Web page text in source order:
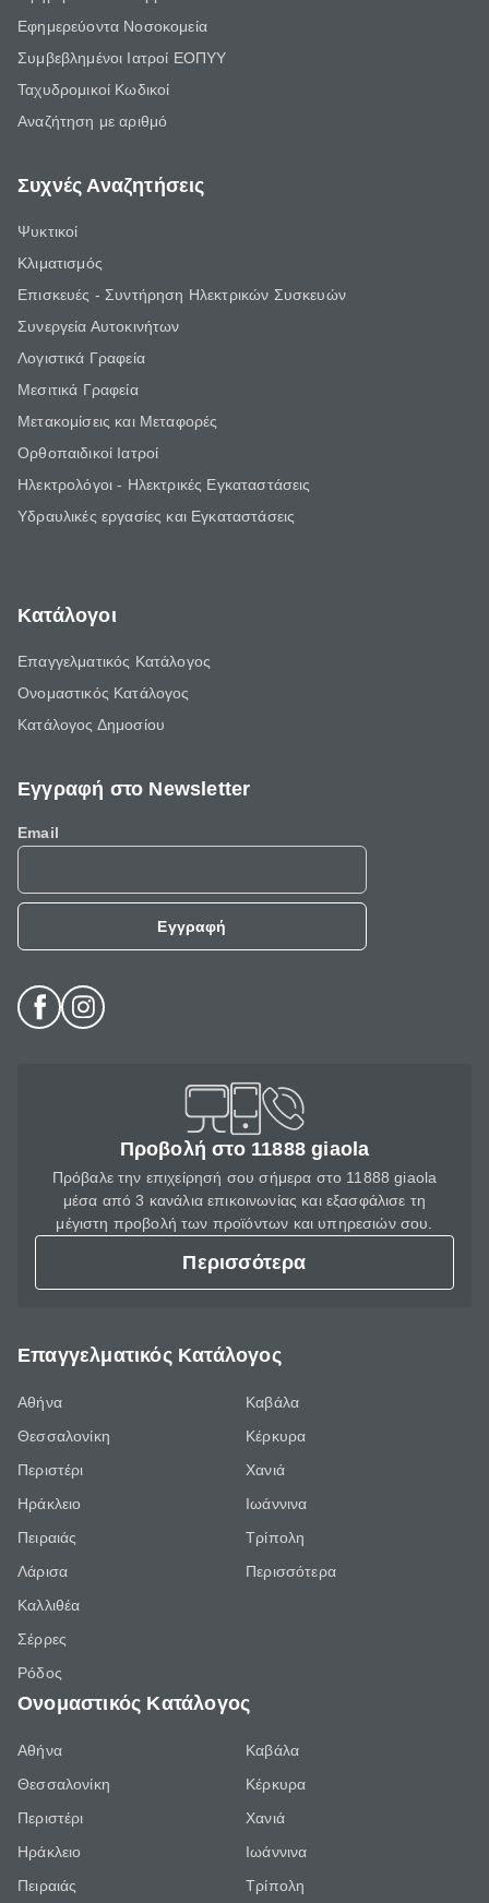
Εφημερεύοντα Νοσοκομεία
Συμβεβλημένοι Ιατροί ΕΟΠΥΥ
Ταχυδρομικοί Κωδικοί
Αναζήτηση με αριθμό
Συχνές Αναζητήσεις
Ψυκτικοί
Κλιματισμός
Επισκευές - Συντήρηση Ηλεκτρικών Συσκευών
Συνεργεία Αυτοκινήτων
Λογιστικά Γραφεία
Μεσιτικά Γραφεία
Μετακομίσεις και Μεταφορές
Ορθοπαιδικοί Ιατροί
Ηλεκτρολόγοι - Ηλεκτρικές Εγκαταστάσεις
Υδραυλικές εργασίες και Εγκαταστάσεις
Κατάλογοι
Επαγγελματικός Κατάλογος
Ονομαστικός Κατάλογος
Κατάλογος Δημοσίου
Εγγραφή στο Newsletter
Email
Εγγραφή
Προβολή στο 11888 giaola
Πρόβαλε την επιχείρησή σου σήμερα στο 11888 giaola
μέσα από 3 κανάλια επικοινωνίας και εξασφάλισε τη
μέγιστη προβολή των προϊόντων και υπηρεσιών σου.
Περισσότερα
Επαγγελματικός Κατάλογος
Αθήνα
Θεσσαλονίκη
Περιστέρι
Ηράκλειο
Πειραιάς
Λάρισα
Καλλιθέα
Σέρρες
Ρόδος
Καβάλα
Κέρκυρα
Χανιά
Ιωάννινα
Τρίπολη
Περισσότερα
Ονομαστικός Κατάλογος
Αθήνα
Θεσσαλονίκη
Περιστέρι
Ηράκλειο
Πειραιάς
Καβάλα
Κέρκυρα
Χανιά
Ιωάννινα
Τρίπολη